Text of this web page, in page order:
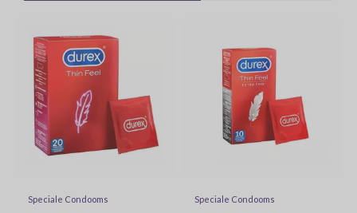
Speciale Condooms Speciale Condooms